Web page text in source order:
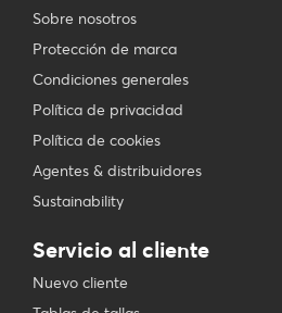
Sobre nosotros
Protección de marca
Condiciones generales
Política de privacidad
Política de cookies
Agentes & distribuidores
Sustainability
Servicio al cliente
Nuevo cliente